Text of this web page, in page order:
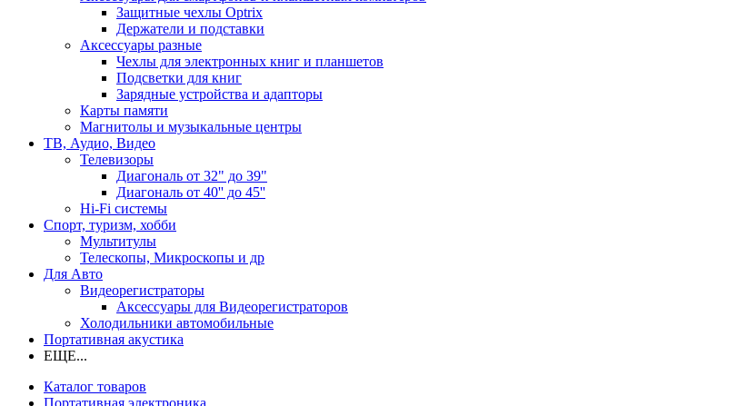
Защитные чехлы Optrix
Держатели и подставки
Аксессуары разные
Чехлы для электронных книг и планшетов
Подсветки для книг
Зарядные устройства и адапторы
Карты памяти
Магнитолы и музыкальные центры
ТВ, Аудио, Видео
Телевизоры
Диагональ от 32" до 39"
Диагональ от 40'' до 45''
Hi-Fi системы
Спорт, туризм, хобби
Мультитулы
Телескопы, Микроскопы и др
Для Авто
Видеорегистраторы
Аксессуары для Видеорегистраторов
Холодильники автомобильные
Портативная акустика
ЕЩЕ...
Каталог товаров